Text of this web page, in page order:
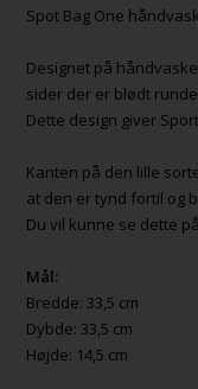
Spot Bag One
Designet på
sider der er blødt
Dette design giver
Kanten på den lille
at den er tynd fortil og
Du vil kunne se dette
Mål:
Bredde: 33,5 cm
Dybde: 33,5 cm
Højde: 14,5 cm